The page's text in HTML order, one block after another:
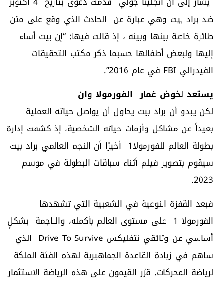
ضد براد بيت وهي عبارة عن الحادث الذي وقع على متن
طائرة خاصة بينها وبينه ، إذ قالت فيها: “إن بيت أساء
إليها ولبعض أطفالها حسبما ذكر مكتب التحقيقات
الفيدرالي FBI في عام 2016”.
يستعد لخوض غمار الفورمولا وان
لكن يبدو أن براد بيت يحاول أن يواصل حياته العملية
بعيداً عن مشاكل وأزمات حياته الشخصية، إذ كشفت إدارة
بطولة العالم للفورمولا1 أخيرًا أن النجم العالمي براد بيت
سيقوم بتصوير فيلم أثناء سباقات البطولة في موسم
2023.
فبعد القفزة النوعية في الشعبية التي تشهدها
الفورمولا 1 على مستوى العالم بأكمله، والناجمة بشكلٍ
أساسي عن وثائقي نتفليكس Drive To Survive الذي
ساهم في زيادة القاعدة الجماهيرية لهذه الفئة الملكة
لرياضة المحركات. قرّر القيمون على هذه الرياضة الاستثمار